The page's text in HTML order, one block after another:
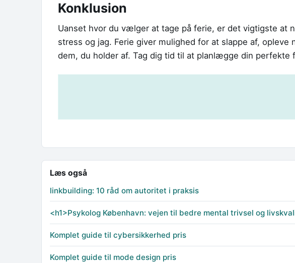
Konklusion
Uanset hvor du vælger at tage på ferie, er det vigtigste at
stress og jag. Ferie giver mulighed for at slappe af,
dem, du holder af. Tag dig tid til at planlægge din perfekte
Læs også
linkbuilding: 10 råd om autoritet i praksis
<h1>Psykolog København: vejen til bedre mental trivsel og
Komplet guide til cybersikkerhed pris
Komplet guide til mode design pris